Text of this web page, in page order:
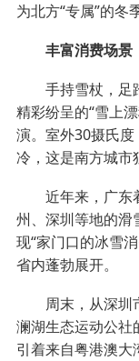
为北方“专属”的冬
丰富消费场景
手持雪杖，足
精彩纷呈的“雪上
演。室外30摄氏
冷，这是南方城市
近年来，广东
州、深圳等地的滑
现“家门口的冰雪
省内蓬勃展开。
周末，从深圳
澜湖生态运动公社
引着来自粤港澳大